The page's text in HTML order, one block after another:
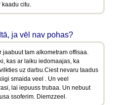
kaadu citu.
ja vēl nav pohas?
jaabuut tam alkometram offisaa.
kas ar laiku iedomaajas, ka
uz darbu.Ciest nevaru taadus
smaida veel . Un veel
lai iepuuss trubaa. Un nebuut
ssoferim. Diemzzeel.